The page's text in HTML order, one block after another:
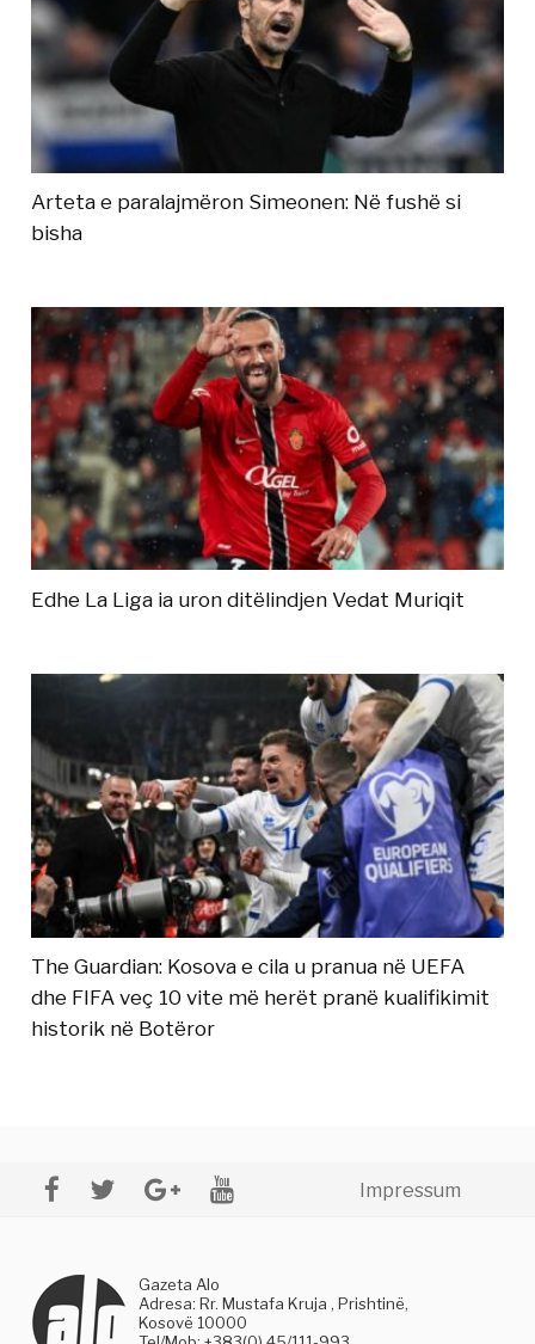
Arteta e paralajmëron Simeonen: Në fushë si
bisha
Edhe La Liga ia uron ditëlindjen Vedat Muriqit
The Guardian: Kosova e cila u pranua në UEFA
dhe FIFA veç 10 vite më herët pranë kualifikimit
historik në Botëror
Impressum
Gazeta Alo
Adresa: Rr. Mustafa Kruja , Prishtinë,
Kosovë 10000